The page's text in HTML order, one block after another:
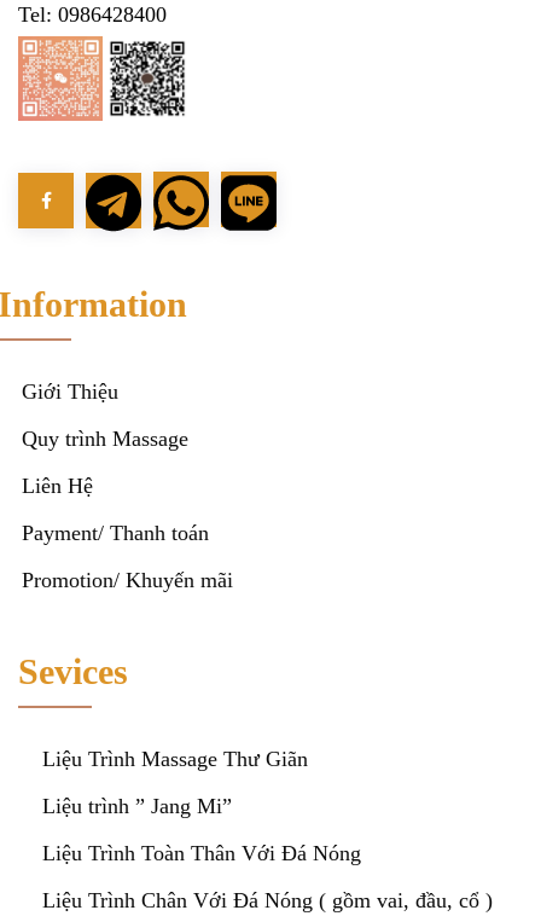
Tel: 0986428400
Giới Thiệu
Quy trình Massage
Liên Hệ
Payment/ Thanh toán
Promotion/ Khuyến mãi
Sevices
Liệu Trình Massage Thư Giãn
Liệu trình ” Jang Mi”
Liệu Trình Toàn Thân Với Đá Nóng
Liệu Trình Chân Với Đá Nóng ( gồm vai, đầu, cổ )